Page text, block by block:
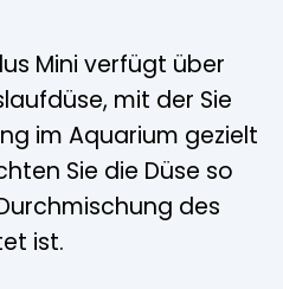
Mini verfügt über
mit der Sie
im Aquarium gezielt
Sie die Düse so
des
ist.